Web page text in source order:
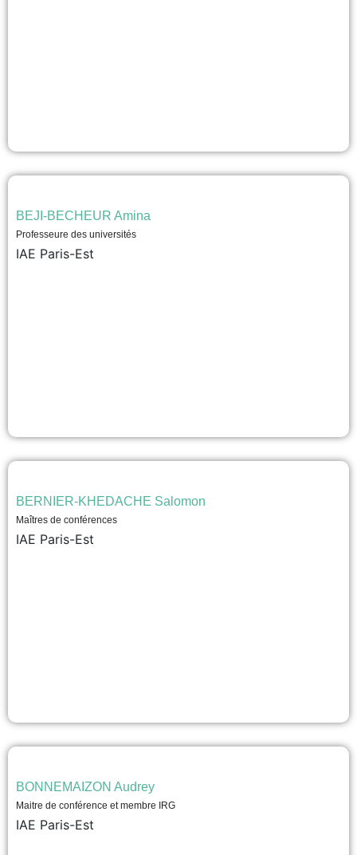
BEJI-BECHEUR Amina
Professeure des universités
IAE Paris-Est
BERNIER-KHEDACHE Salomon
Maîtres de conférences
IAE Paris-Est
BONNEMAIZON Audrey
Maitre de conférence et membre IRG
IAE Paris-Est